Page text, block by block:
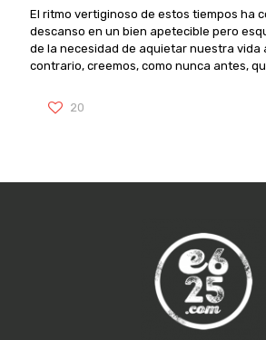
El ritmo vertiginoso de estos tiempos ha
descanso en un bien apetecible pero
de la necesidad de aquietar nuestra vida
contrario, creemos, como nunca antes,
20